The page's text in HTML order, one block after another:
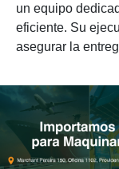
un equipo
eficiente. Su
asegurar la